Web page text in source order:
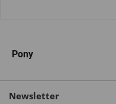
Pony
Newsletter